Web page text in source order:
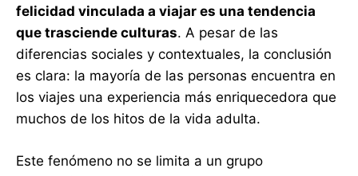
felicidad vinculada a viajar es una tendencia
que trasciende culturas. A pesar de las
diferencias sociales y contextuales, la conclusión
es clara: la mayoría de las personas encuentra en
los viajes una experiencia más enriquecedora que
muchos de los hitos de la vida adulta.
Este fenómeno no se limita a un grupo